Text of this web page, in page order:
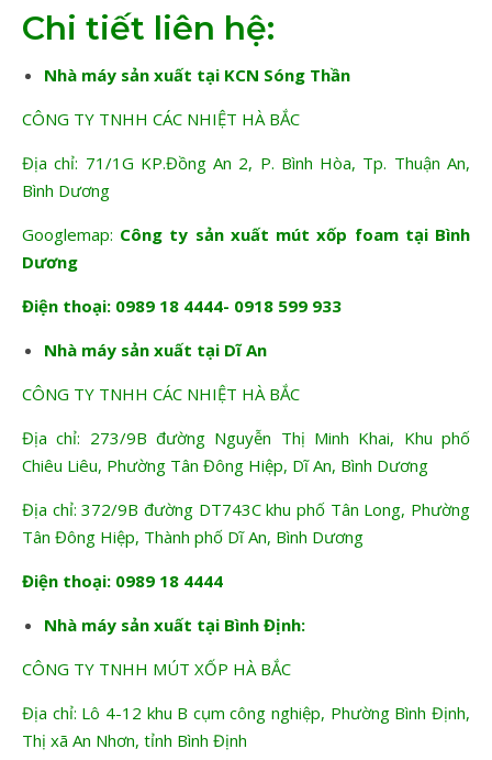
Chi tiết liên hệ:
Nhà máy sản xuất tại KCN Sóng Thần
CÔNG TY TNHH CÁC NHIỆT HÀ BẮC
Địa chỉ: 71/1G KP.Đồng An 2, P. Bình Hòa, Tp. Thuận An,
Bình Dương
Googlemap: Công ty sản xuất mút xốp foam tại Bình
Dương
Điện thoại: 0989 18 4444- 0918 599 933
Nhà máy sản xuất tại Dĩ An
CÔNG TY TNHH CÁC NHIỆT HÀ BẮC
Địa chỉ: 273/9B đường Nguyễn Thị Minh Khai, Khu phố
Chiêu Liêu, Phường Tân Đông Hiệp, Dĩ An, Bình Dương
Địa chỉ: 372/9B đường DT743C khu phố Tân Long, Phường
Tân Đông Hiệp, Thành phố Dĩ An, Bình Dương
Điện thoại: 0989 18 4444
Nhà máy sản xuất tại Bình Định:
CÔNG TY TNHH MÚT XỐP HÀ BẮC
Địa chỉ: Lô 4-12 khu B cụm công nghiệp, Phường Bình Định,
Thị xã An Nhơn, tỉnh Bình Định